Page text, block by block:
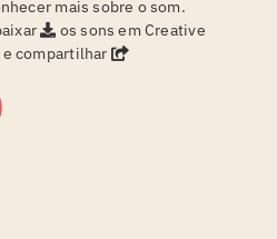
da Terra
mais sobre o som.
os sons em Creative
compartilhar